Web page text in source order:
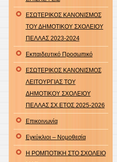
ΕΣΩΤΕΡΙΚΟΣ ΚΑΝΟΝΙΣΜΟΣ
ΤΟΥ ΔΗΜΟΤΙΚΟΥ ΣΧΟΛΕΙΟΥ
ΠΕΛΛΑΣ 2023-2024
Εκπαιδευτικό Προσωπικό
ΕΣΩΤΕΡΙΚΟΣ ΚΑΝΟΝΙΣΜΟΣ
ΛΕΙΤΟΥΡΓΙΑΣ ΤΟΥ
ΔΗΜΟΤΙΚΟΥ ΣΧΟΛΕΙΟΥ
ΠΕΛΛΑΣ ΣΧ.ΕΤΟΣ 2025-2026
Επικοινωνία
Εγκύκλιοι – Νομοθεσία
Η ΡΟΜΠΟΤΙΚΗ ΣΤΟ ΣΧΟΛΕΙΟ